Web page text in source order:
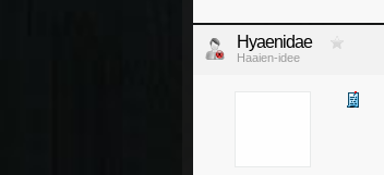
Hyaenidae
Haaien-idee